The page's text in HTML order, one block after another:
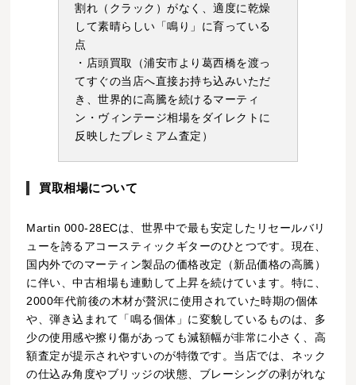
割れ（クラック）がなく、適度に乾燥
して素晴らしい「鳴り」に育っている
点
・店頭買取（浦安市より葛西橋を渡っ
てすぐの当店へ直接お持ち込みいただ
き、世界的に高騰を続けるマーティ
ン・ヴィンテージ相場をダイレクトに
反映したプレミアム査定）
買取相場について
Martin 000-28ECは、世界中で最も安定したリセールバリ
ューを誇るアコースティックギターのひとつです。現在、
国内外でのマーティン製品の価格改定（新品価格の高騰）
に伴い、中古相場も連動して上昇を続けています。特に、
2000年代前後の木材が贅沢に使用されていた時期の個体
や、弾き込まれて「鳴る個体」に変貌しているものは、多
少の使用感や擦り傷があっても減額幅が非常に小さく、高
額査定が提示されやすいのが特徴です。当店では、ネック
の仕込み角度やブリッジの状態、ブレーシングの剥がれな